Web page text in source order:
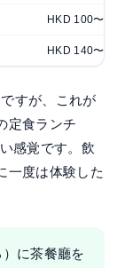
HKD 100〜
HKD 140〜
すが、これが
定食ランチ
感覚です。飲
一度は体験した
）に茶餐廳を